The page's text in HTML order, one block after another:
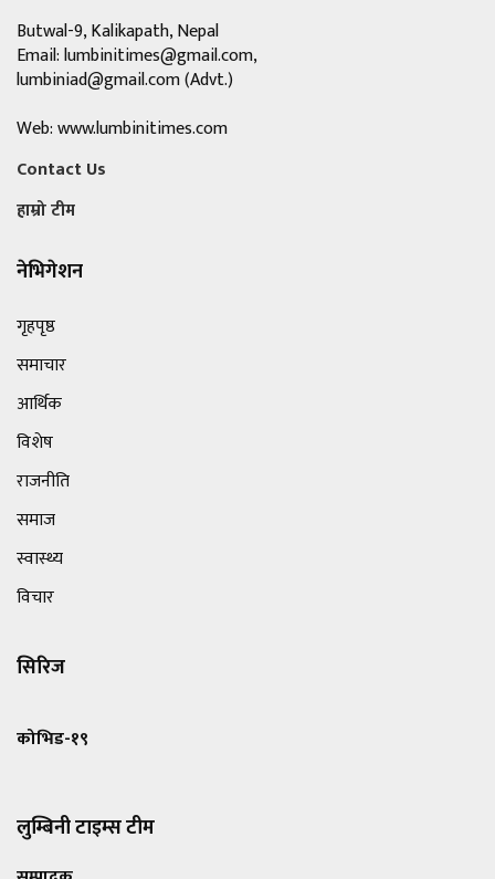
Butwal-9, Kalikapath, Nepal
Email:lumbinitimes@gmail.com,
lumbiniad@gmail.com(Advt.)
Web: www.lumbinitimes.com
Contact Us
हाम्रो टीम
नेभिगेशन
गृहपृष्ठ
समाचार
आर्थिक
विशेष
राजनीति
समाज
स्वास्थ्य
विचार
सिरिज
कोभिड-१९
लुम्बिनी टाइम्स टीम